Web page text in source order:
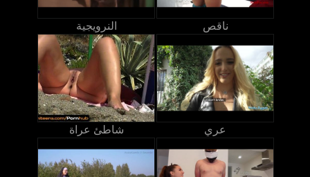
النرويجية ناقص
شاطئ عراة عري